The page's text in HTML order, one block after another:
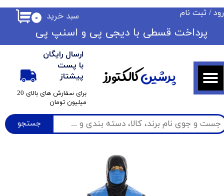
جستجو
ارسال رایگان
با پست
پیشتاز
​برای سفارش های بالای 20
میلیون تومان
۰ سبد خرید / ثبت نام
حساب کاربری من
تغییر گذر واژه
سفارشات
خروج از حساب کاربری
​​پرداخت قسطی با دیجی پی ​​​​​​​و اسنپ پی
پرشینکالکتورز